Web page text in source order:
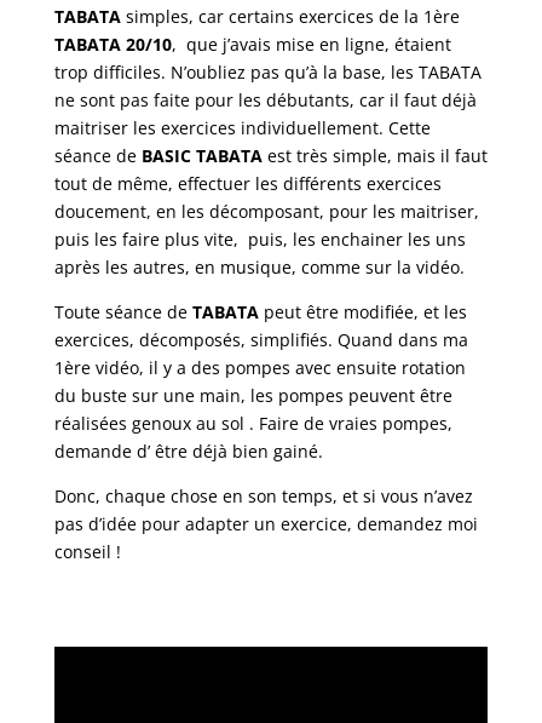
TABATAsimples, car certains exercices de la 1ère
TABATA 20/10, que j’avais mise en ligne, étaient
trop difficiles. N’oubliez pas qu’à la base, les TABATA
ne sont pas faite pour les débutants, car il faut déjà
maitriser les exercices individuellement. Cette
séance de BASIC TABATAest très simple, mais il faut
tout de même, effectuer les différents exercices
doucement, en les décomposant, pour les maitriser,
puis les faire plus vite, puis, les enchainer les uns
après les autres, en musique, comme sur la vidéo.
Toute séance de TABATApeut être modifiée, et les
exercices, décomposés, simplifiés. Quand dans ma
1ère vidéo, il y a des pompes avec ensuite rotation
du buste sur une main, les pompes peuvent être
réalisées genoux au sol . Faire de vraies pompes,
demande d’ être déjà bien gainé.
Donc, chaque chose en son temps, et si vous n’avez
pas d’idée pour adapter un exercice, demandez moi
conseil !